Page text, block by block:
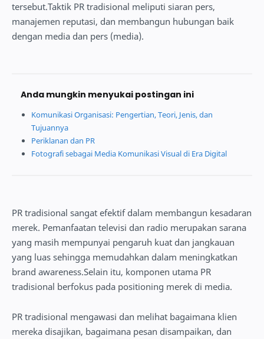
tersebut.Taktik PR tradisional meliputi siaran pers,
manajemen reputasi, dan membangun hubungan baik
dengan media dan pers (media).
Anda mungkin menyukai postingan ini
Komunikasi Organisasi: Pengertian, Teori, Jenis, dan
Tujuannya
Periklanan dan PR
Fotografi sebagai Media Komunikasi Visual di Era Digital
PR tradisional sangat efektif dalam membangun kesadaran
merek. Pemanfaatan televisi dan radio merupakan sarana
yang masih mempunyai pengaruh kuat dan jangkauan
yang luas sehingga memudahkan dalam meningkatkan
brand awareness.Selain itu, komponen utama PR
tradisional berfokus pada positioning merek di media.
PR tradisional mengawasi dan melihat bagaimana klien
mereka disajikan, bagaimana pesan disampaikan, dan